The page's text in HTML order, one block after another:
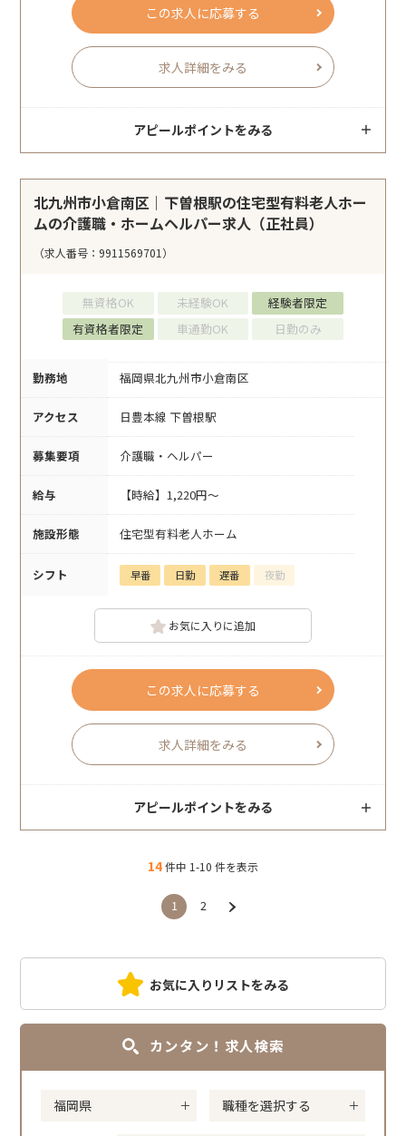
この求人に応募する
求人詳細をみる
アピールポイントをみる
北九州市小倉南区｜下曽根駅の住宅型有料老人ホー
ムの介護職・ホームヘルパー求人（正社員）
（求人番号：9911569701）
無資格OK 未経験OK
経験者限定
有資格者限定
車通勤OK 日勤のみ
勤務地 福岡県北九州市小倉南区
アクセス 日豊本線 下曽根駅
募集要項 介護職・ヘルパー
給与 【時給】1,220円～
施設形態 住宅型有料老人ホーム
シフト 早番 日勤 遅番 夜勤
お気に入りに追加
この求人に応募する
求人詳細をみる
アピールポイントをみる
14件中 1-10 件を表示
1 2
お気に入りリストをみる
カンタン！求人検索